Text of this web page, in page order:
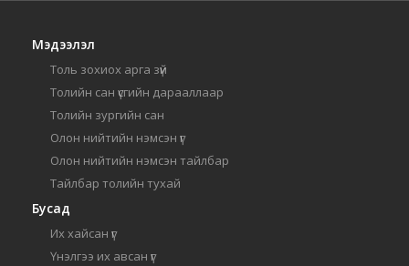
Мэдээлэл
Толь зохиох арга зүй
Толийн сан үсгийн дарааллаар
Толийн зургийн сан
Олон нийтийн нэмсэн үг
Олон нийтийн нэмсэн тайлбар
Тайлбар толийн тухай
Бусад
Их хайсан үг
Үнэлгээ их авсан үг